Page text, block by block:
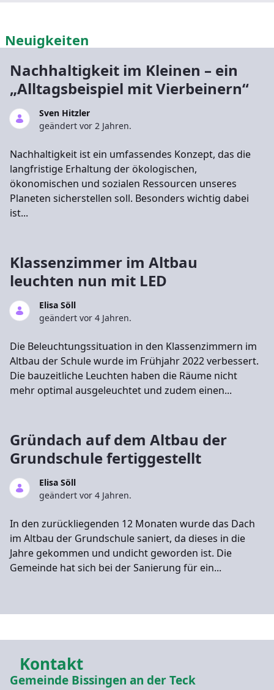
Neuigkeiten
Nachhaltigkeit im Kleinen – ein
„Alltagsbeispiel mit Vierbeinern“
Sven Hitzler
geändert vor 2 Jahren.
Nachhaltigkeit ist ein umfassendes Konzept, das die
langfristige Erhaltung der ökologischen,
ökonomischen und sozialen Ressourcen unseres
Planeten sicherstellen soll. Besonders wichtig dabei
ist...
Klassenzimmer im Altbau
leuchten nun mit LED
Elisa Söll
geändert vor 4 Jahren.
Die Beleuchtungssituation in den Klassenzimmern im
Altbau der Schule wurde im Frühjahr 2022 verbessert.
Die bauzeitliche Leuchten haben die Räume nicht
mehr optimal ausgeleuchtet und zudem einen...
Gründach auf dem Altbau der
Grundschule fertiggestellt
Elisa Söll
geändert vor 4 Jahren.
In den zurückliegenden 12 Monaten wurde das Dach
im Altbau der Grundschule saniert, da dieses in die
Jahre gekommen und undicht geworden ist. Die
Gemeinde hat sich bei der Sanierung für ein...
Kontakt
Gemeinde Bissingen an der Teck